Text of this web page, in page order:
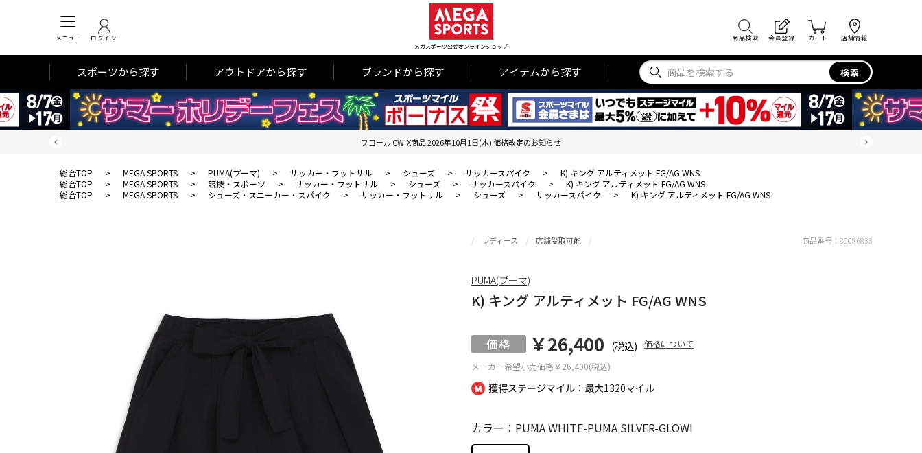
メニュー ログイン
メガスポーツ公式オンラインショップ
商品検索 会員登録 カート 店舗情報
スポーツから探す アウトドアから探す ブランドから探す アイテムから探す 検索
ワコール CW-X商品 2026年10月1日(木) 価格改定のお知らせ
総合TOP > MEGA SPORTS > PUMA(プーマ) > サッカー・フットサル > シューズ > サッカースパイク >
K) キング アルティメット FG/AG WNS
総合TOP
> MEGA SPORTS > 競技・スポーツ > サッカー・フットサル > シューズ > サッカースパイク >
K) キング アルティメット FG/AG WNS
総合TOP
> MEGA SPORTS > シューズ・スニーカー・スパイク > サッカー・フットサル > シューズ > サッカースパイク > K) キング アルティメット FG/AG WNS
獲得ステージマイル：最大1320マイル
レディース 店舗受取可能
K) キング アルティメット FG/AG WNS
メーカー希望小売価格￥26,400(税込)
￥26,400 (税込) 価格について
カラー：PUMA WHITE-PUMA SILVER-GLOWI
商品番号： 85086833
PUMA(プーマ)